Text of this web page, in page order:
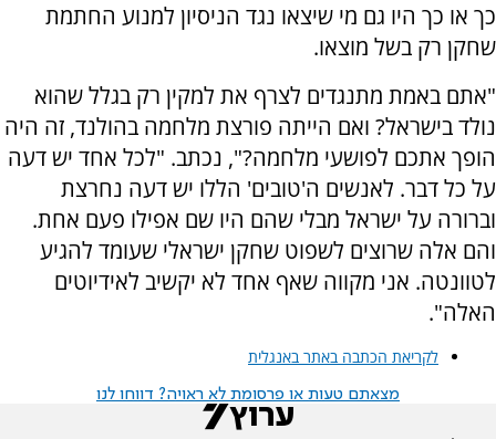
כך או כך היו גם מי שיצאו נגד הניסיון למנוע החתמת
שחקן רק בשל מוצאו.
"אתם באמת מתנגדים לצרף את למקין רק בגלל שהוא
נולד בישראל? ואם הייתה פורצת מלחמה בהולנד, זה היה
הופך אתכם לפושעי מלחמה?", נכתב. "לכל אחד יש דעה
על כל דבר. לאנשים ה'טובים' הללו יש דעה נחרצת
וברורה על ישראל מבלי שהם היו שם אפילו פעם אחת.
והם אלה שרוצים לשפוט שחקן ישראלי שעומד להגיע
לטוונטה. אני מקווה שאף אחד לא יקשיב לאידיוטים
האלה".
לקריאת הכתבה באתר באנגלית
מצאתם טעות או פרסומת לא ראויה? דווחו לנו